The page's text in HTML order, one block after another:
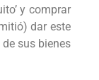
y comprar
dar este
sus bienes